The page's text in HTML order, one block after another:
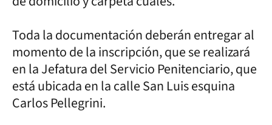
Toda la documentación deberán entregar al
momento de la inscripción, que se realizará
en la Jefatura del Servicio Penitenciario, que
está ubicada en la calle San Luis esquina
Carlos Pellegrini.